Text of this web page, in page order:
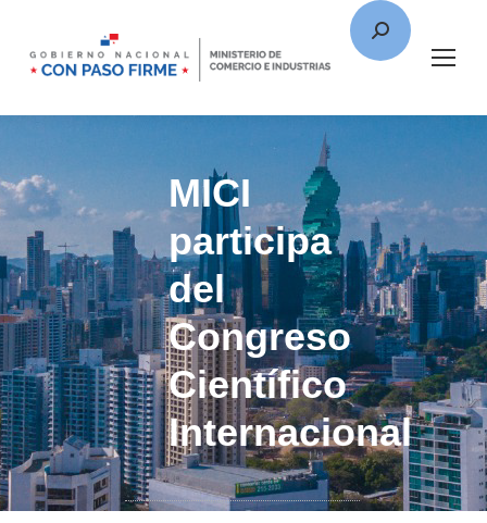
MICI
participa
del
Congreso
Científico
Internacional